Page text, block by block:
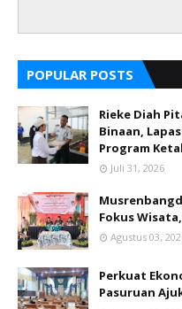
POPULAR POSTS
Rieke Diah
Binaan,
Program
Juli 31, 2026
Fokus
Agustus 03,
Perkuat
Pasuruan